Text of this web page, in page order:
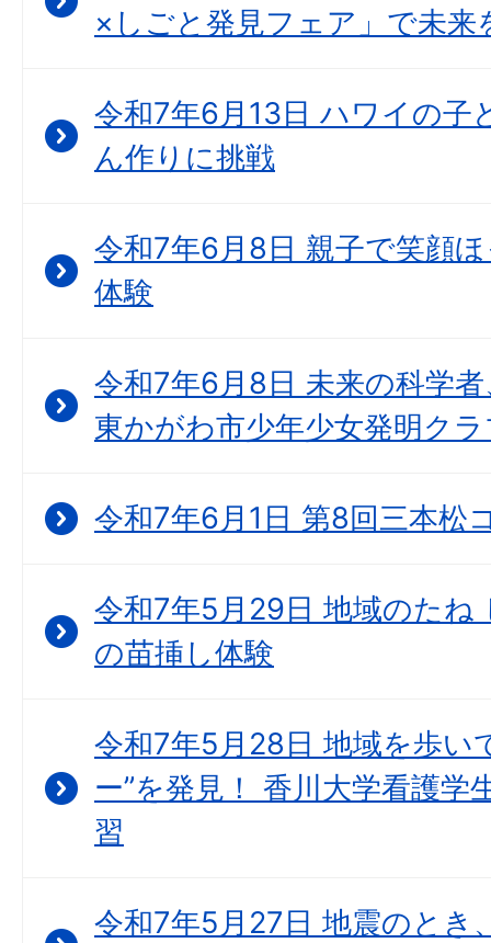
×しごと発見フェア」で未来
令和7年6月13日 ハワイの子
ん作りに挑戦
令和7年6月8日 親子で笑顔
体験
令和7年6月8日 未来の科学
東かがわ市少年少女発明ク
令和7年6月1日 第8回三本松
令和7年5月29日 地域のたね
の苗挿し体験
令和7年5月28日 地域を歩い
ー”を発見！ 香川大学看護学
習
令和7年5月27日 地震のとき